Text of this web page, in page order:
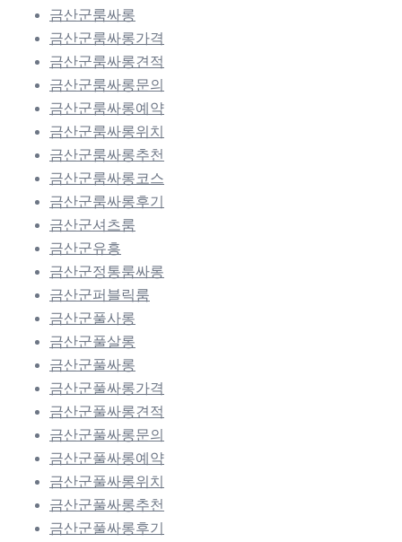
금산군룸싸롱
금산군룸싸롱가격
금산군룸싸롱견적
금산군룸싸롱문의
금산군룸싸롱예약
금산군룸싸롱위치
금산군룸싸롱추천
금산군룸싸롱코스
금산군룸싸롱후기
금산군셔츠룸
금산군유흥
금산군정통룸싸롱
금산군퍼블릭룸
금산군풀사롱
금산군풀살롱
금산군풀싸롱
금산군풀싸롱가격
금산군풀싸롱견적
금산군풀싸롱문의
금산군풀싸롱예약
금산군풀싸롱위치
금산군풀싸롱추천
금산군풀싸롱후기